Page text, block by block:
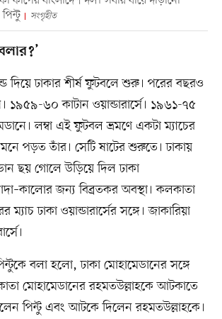
সংগৃহীত
দিয়ে ঢাকার শীর্ষ ফুটবলে শুরু। পরের বছরও
৬০ কাটান ওয়ান্ডারার্সে। ১৯৬১-৭৫
লম্বা এই ফুটবল ভ্রমণে একটা ম্যাচের
পড়ত তাঁর। সেটি ষাটের শুরুতে। ঢাকায়
ছয় গোলে উড়িয়ে দিল ঢাকা
জন্য বিব্রতকর অবস্থা। কলকাতা
ঢাকা ওয়ান্ডারার্সের সঙ্গে। জাকারিয়া
বলা হলো, ঢাকা মোহামেডানের সঙ্গে
মোহামেডানের রহমতউল্লাহকে আটকাতে
পিন্টু এবং আটকে দিলেন রহমতউল্লাহকে।